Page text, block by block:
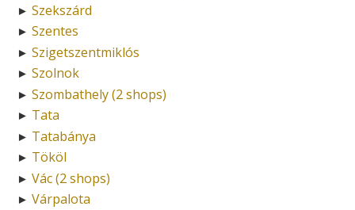
► Szekszárd
► Szentes
► Szigetszentmiklós
► Szolnok
► Szombathely (2 shops)
► Tata
► Tatabánya
► Tököl
► Vác (2 shops)
► Várpalota